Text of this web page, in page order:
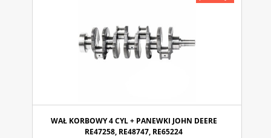
WAŁ KORBOWY 4 CYL + PANEWKI JOHN DEERE
RE47258, RE48747, RE65224